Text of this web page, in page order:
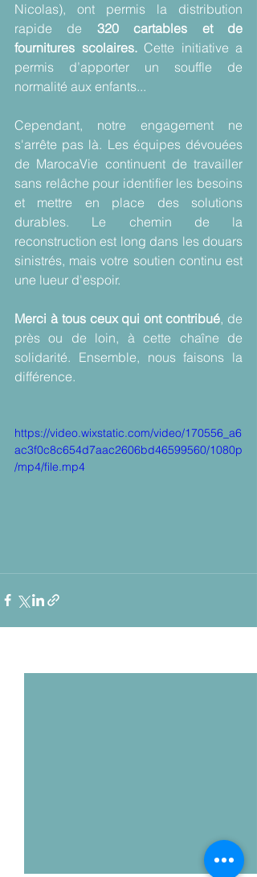
Nicolas), ont permis la distribution
rapide de 320 cartables et de
fournitures scolaires. Cette initiative a
permis d’apporter un souffle de
normalité aux enfants...
Cependant, notre engagement ne
s'arrête pas là. Les équipes dévouées
de MarocaVie continuent de travailler
sans relâche pour identifier les besoins
et mettre en place des solutions
durables. Le chemin de la
reconstruction est long dans les douars
sinistrés, mais votre soutien continu est
une lueur d'espoir.
Merci à tous ceux qui ont contribué, de
près ou de loin, à cette chaîne de
solidarité. Ensemble, nous faisons la
différence.
https://video.wixstatic.com/video/170556_a6
ac3f0c8c654d7aac2606bd46599560/1080p
/mp4/file.mp4